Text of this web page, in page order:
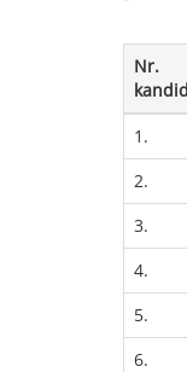
Nr.
1.
2.
3.
4.
5.
6.